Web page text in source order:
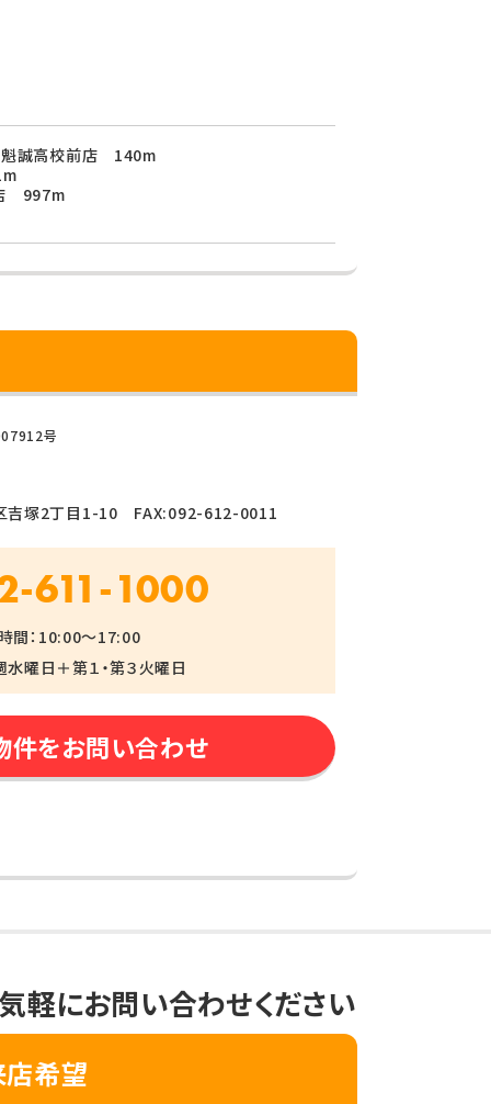
魁誠高校前店 140m
997m
号
吉塚2丁目1-10 FAX:092-612-0011
611-1000
間：10:00～17:00
水曜日＋第１・第３火曜日
件をお問い合わせ
軽にお問い合わせください
希望